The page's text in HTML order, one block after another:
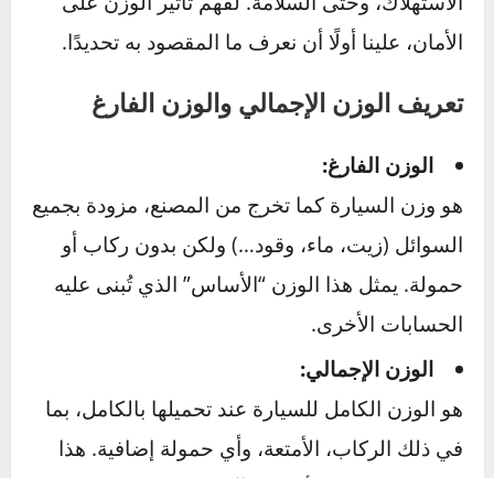
عند الحديث عنوزن السيارة، لا نتحدث فقط عن
كتلة من الحديد والبلاستيك تتحرك على أربع عجلات.
بل نتحدث عن عنصر أساسي يؤثر على الأداء،
الأمان، علينا أولًا أن نعرف ما المقصود به تحديدًا.
تعريف الوزن الإجمالي والوزن الفارغ
الوزن الفارغ:
هو وزن السيارة كما تخرج من المصنع، مزودة بجميع
السوائل (زيت، ماء، وقود…) ولكن بدون ركاب أو
حمولة. يمثل هذا الوزن “الأساس” الذي تُبنى عليه